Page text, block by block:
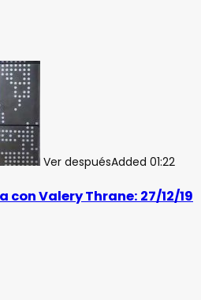
Ver despuésAdded 01:22
con Valery Thrane: 27/12/19